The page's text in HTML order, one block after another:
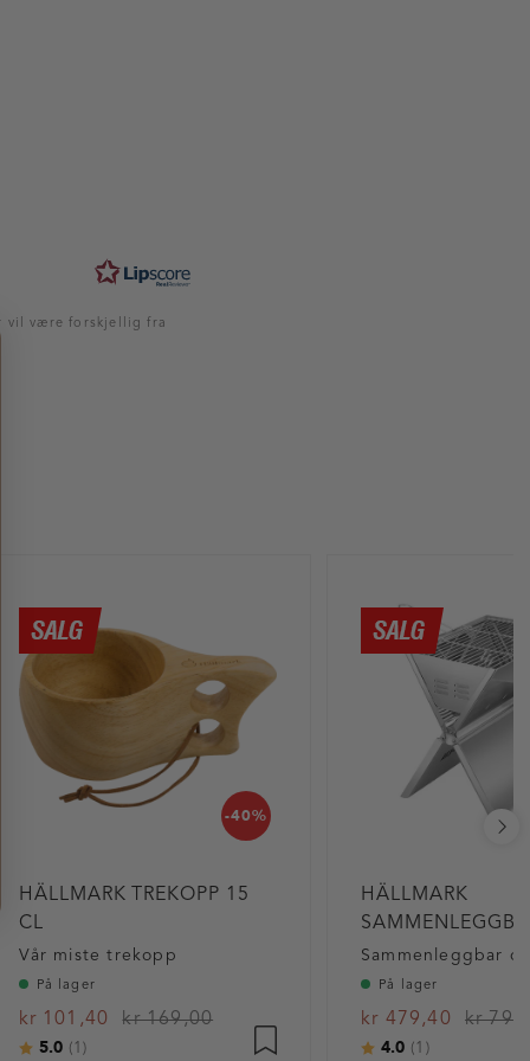
vil være forskjellig fra
-40%
HÄLLMARK TREKOPP 15
CL
Vår miste trekopp
På lager
kr 101,40 kr 169,00
Karakter:
5.0(1)
HÄLLMARK
På lager
kr 479,40 kr
Karakter:
4.0 (1)